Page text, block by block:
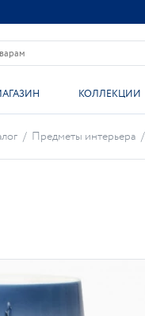
КОЛЛЕКЦИИ
/ Предметы интерьера /